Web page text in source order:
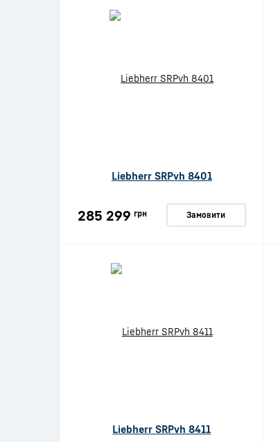
Liebherr SRPvh 8401
285 299 грн Замовити
Liebherr SRPvh 8411